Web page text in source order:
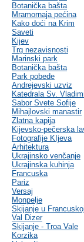
Botanička bašta
Mramornaja pećina
Kako doći na Krim
Saveti
Kijev
Trg nezavisnosti
Marinski park
Botanička bašta
Park pobede
Andrejevski uzviz
Katedrala Sv.
Sabor Svete Sofije
Mihajlovski manastir
Zlatna kapija
Kijevsko-pečerska
Fotografije KIjeva
Arhitektura
Ukrajinsko venčanje
Ukrajinska kuhinja
Francuska
Pariz
Versaj
Monpelje
Skijanje u Francuskoj
Val Dizer
Skijanje - Troa Vale
Korzika